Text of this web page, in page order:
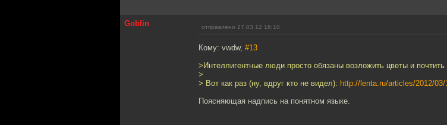
Goblin отправлено 27.03.12 16:10
Кому: vwdw, #13
>Интеллигентные люди просто обязаны возложить цветы и почтить
>
> Вот как раз (ну, вдруг кто не видел): http://lenta.ru/articles/2012/
Поясняющая надпись на понятном языке.